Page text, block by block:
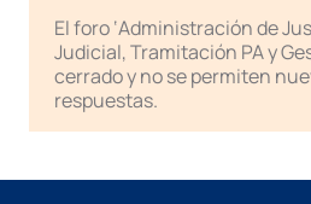
El foro ‘Administración de
Judicial, Tramitación PA y
cerrado y no se permiten
respuestas.